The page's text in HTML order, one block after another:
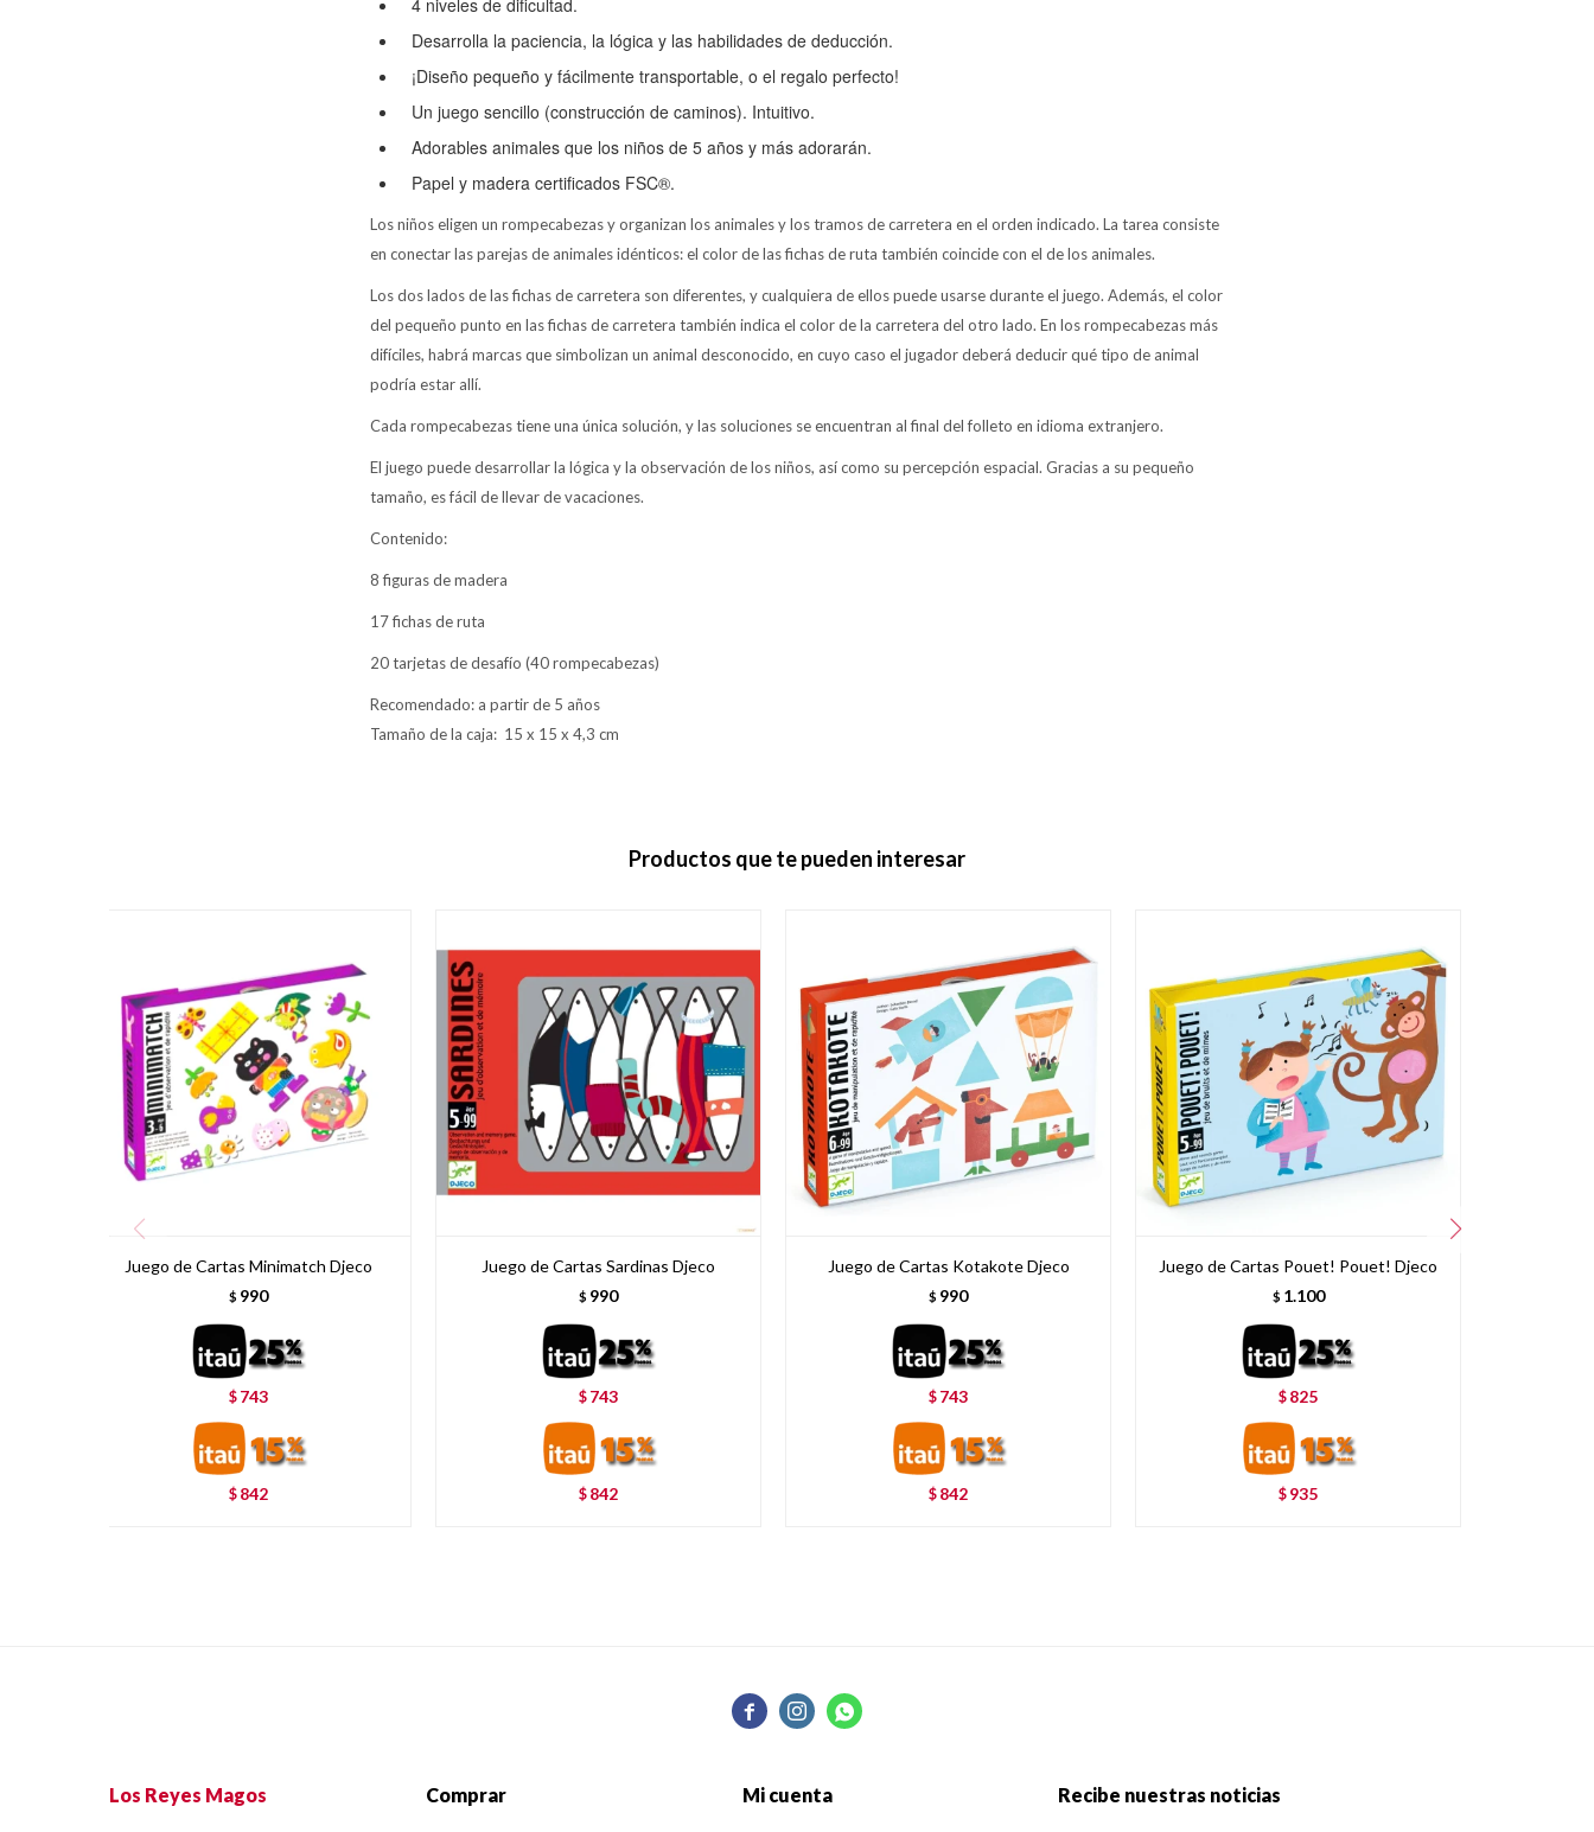
Desarrolla la paciencia, la lógica y las habilidades de deducción.
¡Diseño pequeño y fácilmente transportable, o el regalo perfecto!
Un juego sencillo (construcción de caminos). Intuitivo.
Adorables animales que los niños de 5 años y más adorarán.
Papel y madera certificados FSC®.
Los niños eligen un rompecabezas y organizan los animales y los tramos de carretera en el orden indicado. La tarea consiste
en conectar las parejas de animales idénticos: el color de las fichas de ruta también coincide con el de los animales.
Los dos lados de las fichas de carretera son diferentes, y cualquiera de ellos puede usarse durante el juego. Además, el color
del pequeño punto en las fichas de carretera también indica el color de la carretera del otro lado. En los rompecabezas más
difíciles, habrá marcas que simbolizan un animal desconocido, en cuyo caso el jugador deberá deducir qué tipo de animal
podría estar allí.
Cada rompecabezas tiene una única solución, y las soluciones se encuentran al final del folleto en idioma extranjero.
El juego puede desarrollar la lógica y la observación de los niños, así como su percepción espacial. Gracias a su pequeño
tamaño, es fácil de llevar de vacaciones.
Contenido:
8 figuras de madera
17 fichas de ruta
20 tarjetas de desafío (40 rompecabezas)
Recomendado: a partir de 5 años
Tamaño de la caja: 15 x 15 x 4,3 cm
Productos que te pueden interesar
Juego de Cartas Minimatch Djeco
$ 990
$ 743
$ 842
Juego de Cartas Sardinas Djeco
$ 990
$ 743
$ 842
Juego de Cartas Kotakote Djeco
$ 990
$ 743
$ 842
Juego de Cartas Pouet! Pouet! Djeco
$ 1.100
$ 825
$ 935
  
Los Reyes Magos Comprar Mi cuenta Recibe nuestras noticias